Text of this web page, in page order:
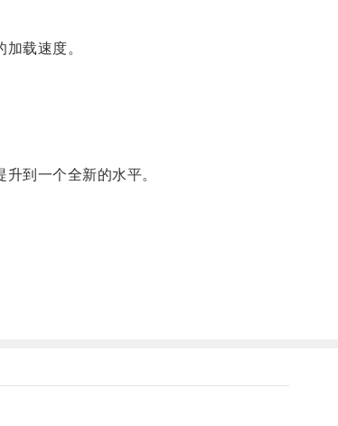
载速度。
到一个全新的水平。